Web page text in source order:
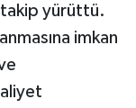
takip yürüttü.
imkan